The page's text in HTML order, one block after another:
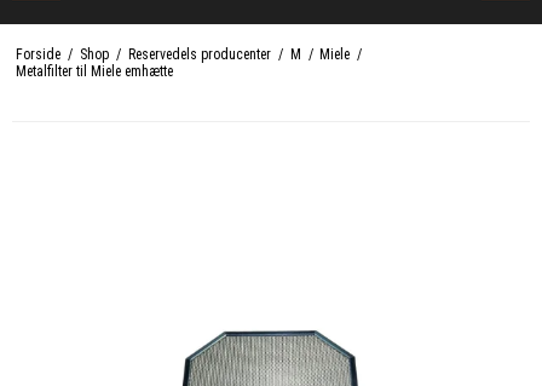
Forside / Shop / Reservedels producenter / M / Miele /
Metalfilter til Miele emhætte